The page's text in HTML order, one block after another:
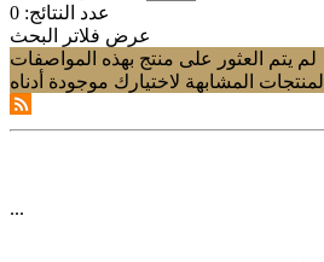
عدد النتائج: 0
عرض فلاتر البحث
لم يتم العثور على منتج بهذه المواصفات
المشابهة لاختيارك موجودة أدناه
...